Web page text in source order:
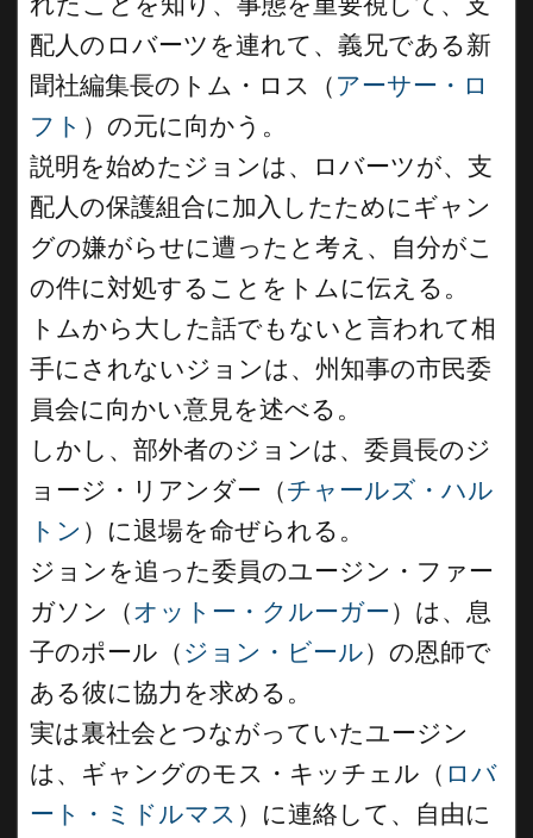
配人のロバーツを連れて、義兄である新
聞社編集長のトム・ロス（ アーサー・ロ
フト ）の元に向かう。
説明を始めたジョンは、ロバーツが、支
配人の保護組合に加入したためにギャン
グの嫌がらせに遭ったと考え、自分がこ
の件に対処することをトムに伝える。
トムから大した話でもないと言われて相
手にされないジョンは、州知事の市民委
員会に向かい意見を述べる。
しかし、部外者のジョンは、委員長のジ
ョージ・リアンダー（チャールズ・ハル
トン ）に退場を命ぜられる。
ジョンを追った委員のユージン・ファー
ガソン（オットー・クルーガー）は、息
子のポール（ ジョン・ビール）の恩師で
ある彼に協力を求める。
実は裏社会とつながっていたユージン
は、ギャングのモス・キッチェル（ ロバ
ート・ミドルマス ）に連絡して、自由に